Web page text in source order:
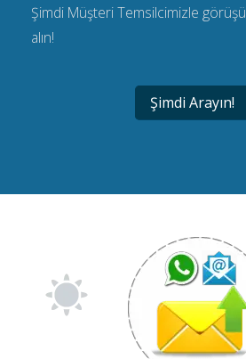
Şimdi Müşteri Temsilcimizle
alın!
Şimdi Arayın!